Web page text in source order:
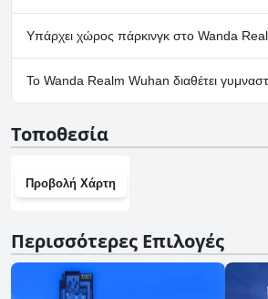
Όχι, το Wanda Realm Wuhan δεν δέχεται
Υπάρχει χώρος πάρκινγκ στο Wanda
Ναι, υπάρχουν εγκαταστάσεις πάρκινγκ
Wuhan.
Το Wanda Realm Wuhan διαθέτει
Τοποθεσία
Προβολή Χάρτη
Περισσότερες Επιλογές